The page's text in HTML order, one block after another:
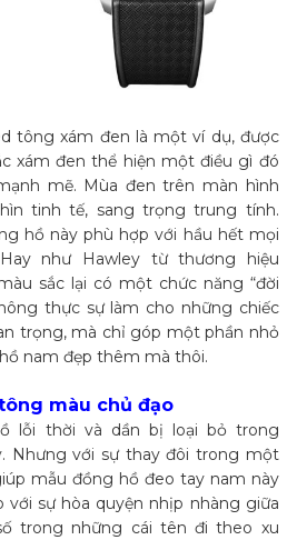
tông xám đen là một ví dụ, được
xám đen thể hiện một điều gì đó
mẽ. Mùa đen trên màn hình
tinh tế, sang trọng trung tính.
hồ này phù hợp với hầu hết mọi
như Hawley từ thương hiệu
sắc lại có một chức năng “đời
thực sự làm cho những chiếc
trọng, mà chỉ góp một phần nhỏ
nam đẹp thêm mà thôi.
màu chủ đạo
lỗi thời và dần bị loại bỏ trong
Nhưng với sự thay đôi trong một
mẫu đồng hồ đeo tay nam này
sự hòa quyện nhịp nhàng giữa
trong những cái tên đi theo xu